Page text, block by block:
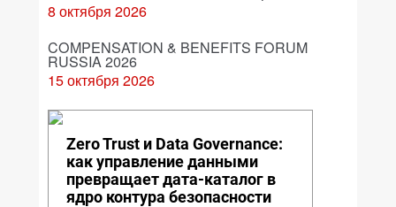
8 октября 2026
COMPENSATION & BENEFITS FORUM
RUSSIA 2026
15 октября 2026
Zero Trust и Data Governance:
как управление данными
превращает дата-каталог в
ядро контура безопасности